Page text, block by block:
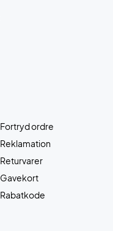
Fortryd ordre
Reklamation
Returvarer
Gavekort
Rabatkode